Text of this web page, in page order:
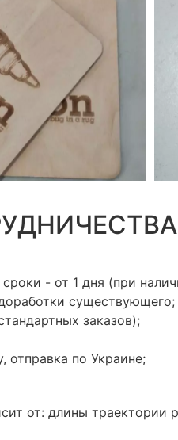
С
- от 1 дня (при
существующего;
заказов);
отправка по Украине;
от: длины траектории